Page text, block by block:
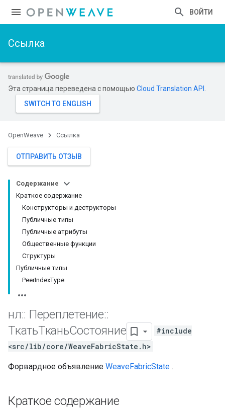
ВОЙТИ
Ссылка
Эта страница переведена с помощью Cloud Translation API
OpenWeave Ссылка
ОТПРАВИТЬ ОТЗЫВ
Содержание
Краткое содержание
Конструкторы и деструкторы
Публичные типы
Публичные атрибуты
Общественные функции
Структуры
Публичные типы
PeerIndexType
нл:: Переплетение::
ТкатьТканьСостояние
#include
<src/lib/core/WeaveFabricState.h>
Форвардное объявление WeaveFabricState .
Краткое содержание